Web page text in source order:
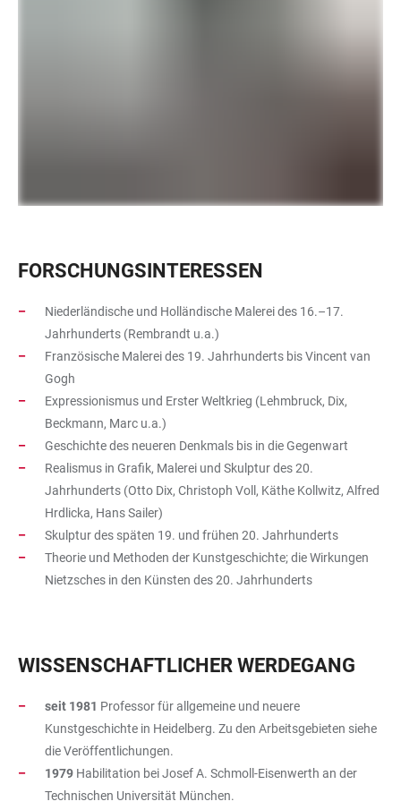
FORSCHUNGSINTERESSEN
Niederländische und Holländische Malerei des 16.–17.
Jahrhunderts (Rembrandt u.a.)
Französische Malerei des 19. Jahrhunderts bis Vincent van
Gogh
Expressionismus und Erster Weltkrieg (Lehmbruck, Dix,
Beckmann, Marc u.a.)
Geschichte des neueren Denkmals bis in die Gegenwart
Realismus in Grafik, Malerei und Skulptur des 20.
Jahrhunderts (Otto Dix, Christoph Voll, Käthe Kollwitz, Alfred
Hrdlicka, Hans Sailer)
Skulptur des späten 19. und frühen 20. Jahrhunderts
Theorie und Methoden der Kunstgeschichte; die Wirkungen
Nietzsches in den Künsten des 20. Jahrhunderts
WISSENSCHAFTLICHER WERDEGANG
seit 1981 Professor für allgemeine und neuere
Kunstgeschichte in Heidelberg. Zu den Arbeitsgebieten siehe
die Veröffentlichungen.
1979 Habilitation bei Josef A. Schmoll-Eisenwerth an der
Technischen Universität München.